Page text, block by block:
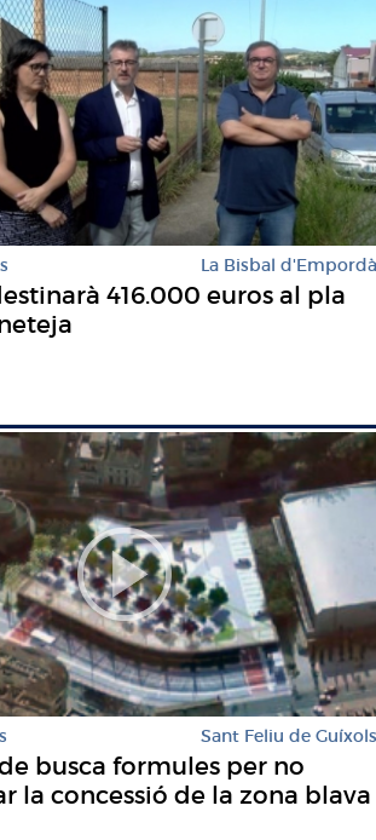
La Bisbal d'Empordà
416.000 euros al pla
Sant Feliu de Guíxols
busca formules per no
la concessió de la zona blava